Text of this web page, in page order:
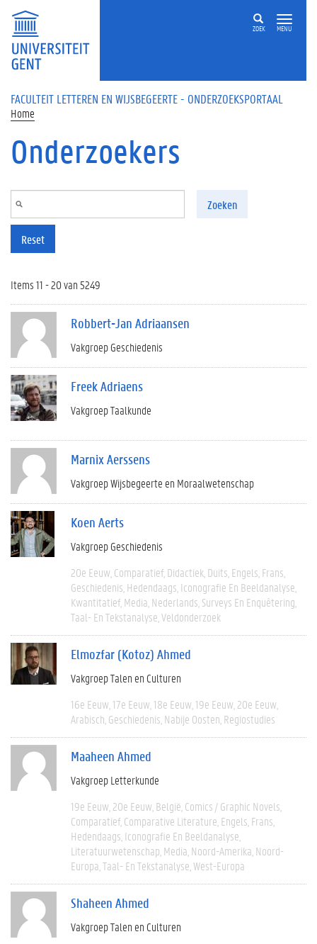
Overslaan en naar de inhoud gaan
ZOEK MENU
FACULTEIT LETTEREN EN WIJSBEGEERTE - ONDERZOEKSPORTAAL
Home
Onderzoekers
Zoeken
Reset
Items 11 - 20 van 5249
Robbert-Jan Adriaansen
Vakgroep Geschiedenis
Freek Adriaens
Vakgroep Taalkunde
Marnix Aerssens
Vakgroep Wijsbegeerte en Moraalwetenschap
Koen Aerts
Vakgroep Geschiedenis
20e Eeuw Comparatief Didactiek Duits Engels Frans
Geschiedenis Hedendaags Iconografie En Beeldanalyse
Kwantitatief Media Nederlands Surveys En Enquêtering
Taal- En Tekstanalyse Veldonderzoek
Elmozfar (Kotoz) Ahmed
Vakgroep Talen en Culturen
16e Eeuw 17e Eeuw 18e Eeuw 19e Eeuw 20e Eeuw
Arabisch Geschiedenis Nabije Oosten Regiostudies
Maaheen Ahmed
Vakgroep Letterkunde
19e Eeuw 20e Eeuw België Comics / Graphic Novels
Comparatief Comparative Literature Engels Frans
Hedendaags Iconografie En Beeldanalyse
Literatuurwetenschap Media Noord-Amerika Noord-
Europa Taal- En Tekstanalyse West-Europa
Shaheen Ahmed
Vakgroep Talen en Culturen